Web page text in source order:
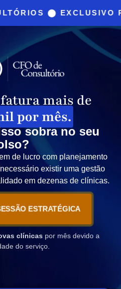
⬤ EXCLUSIVO
mais de
por mês.
sobra no seu
de lucro com planejamento
existir uma gestão
em dezenas de clínicas.
ESTRATÉGICA
clínicas por mês devido a
do serviço.